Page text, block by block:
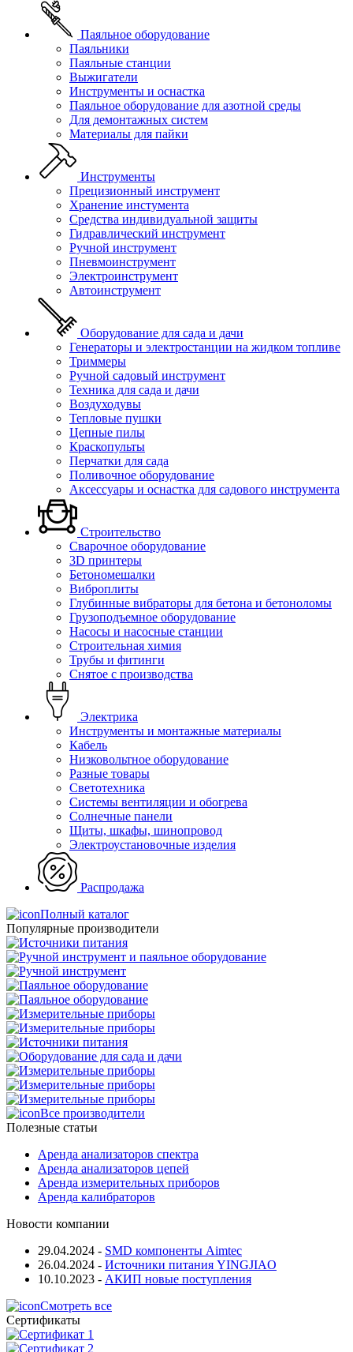
Паяльное оборудование
Паяльники
Паяльные станции
Выжигатели
Инструменты и оснастка
Паяльное оборудование для азотной среды
Для демонтажных систем
Материалы для пайки
Инструменты
Прецизионный инструмент
Хранение инстумента
Средства индивидуальной защиты
Гидравлический инструмент
Ручной инструмент
Пневмоинструмент
Электроинструмент
Автоинструмент
Оборудование для сада и дачи
Генераторы и электростанции на жидком топливе
Триммеры
Ручной садовый инструмент
Техника для сада и дачи
Воздуходувы
Тепловые пушки
Цепные пилы
Краскопульты
Перчатки для сада
Поливочное оборудование
Аксессуары и оснастка для садового инструмента
Строительство
Сварочное оборудование
3D принтеры
Бетономешалки
Виброплиты
Глубинные вибраторы для бетона и бетоноломы
Грузоподъемное оборудование
Насосы и насосные станции
Строительная химия
Трубы и фитинги
Снятое с производства
Электрика
Инструменты и монтажные материалы
Кабель
Низковольтное оборудование
Разные товары
Светотехника
Системы вентиляции и обогрева
Солнечные панели
Щиты, шкафы, шинопровод
Электроустановочные изделия
Распродажа
Полный каталог
Популярные производители
Все производители
Полезные статьи
Аренда анализаторов спектра
Аренда анализаторов цепей
Аренда измерительных приборов
Аренда калибраторов
Новости компании
29.04.2024 - SMD компоненты Aimtec
26.04.2024 - Источники питания YINGJIAO
10.10.2023 - АКИП новые поступления
Смотреть все
Сертификаты